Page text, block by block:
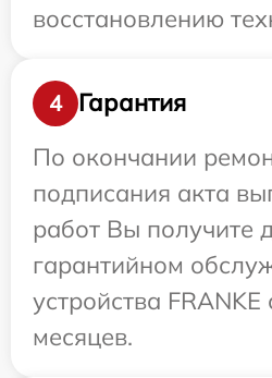
восстановлению
4
Гарантия
По окончании
подписания акта
работ Вы получите
гарантийном
устройства
месяцев.